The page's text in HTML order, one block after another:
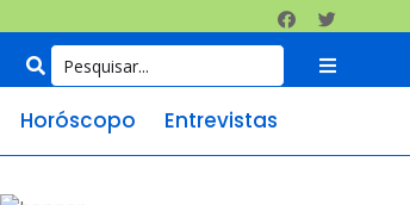
Horóscopo Entrevistas